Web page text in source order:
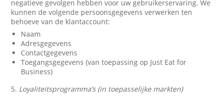
negatieve gevolgen hebben voor uw gebruikerservaring. We
kunnen de volgende persoonsgegevens verwerken ten
behoeve van de klantaccount:
Naam
Adresgegevens
Contactgegevens
Toegangsgegevens (van toepassing op Just Eat for
Business)
5. Loyaliteitsprogramma’s (in toepasselijke markten)